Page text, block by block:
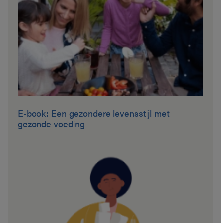
E-book: Een gezondere levensstijl met
gezonde voeding